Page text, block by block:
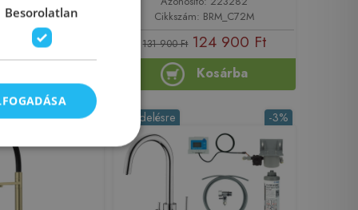
BRM_075M
105 990 Ft
Cikkszám: BRM_C72M
131 900 Ft 124 900 Ft
Kosárba
-9% -3%
Rendelésre
Besorolatlan